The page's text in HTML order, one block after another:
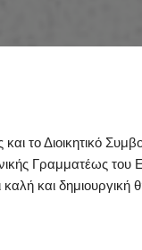
το Διοικητικό
Γραμματέως του
και δημιουργική